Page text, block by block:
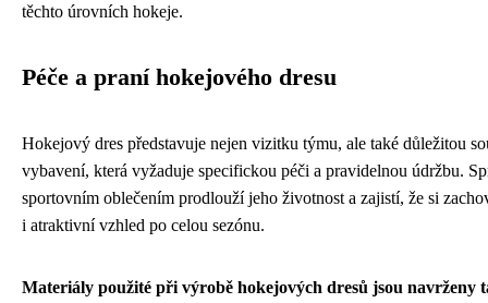
těchto úrovních hokeje.
Péče a praní hokejového dresu
Hokejový dres představuje nejen vizitku týmu, ale také důležitou
vybavení, která vyžaduje specifickou péči a pravidelnou údržbu.
sportovním oblečením prodlouží jeho životnost a zajistí, že si
i atraktivní vzhled po celou sezónu.
Materiály použité při výrobě hokejových dresů jsou navrženy